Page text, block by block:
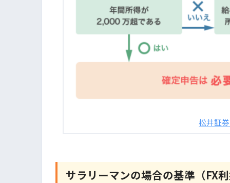
松井証
サラリーマンの場合の基準（FX